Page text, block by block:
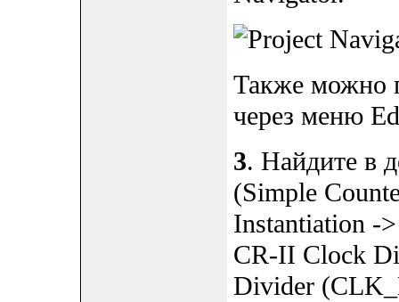
Также можно
через меню
3. Найдите в
(Simple
Instantiation -
CR-II Clock
Divider